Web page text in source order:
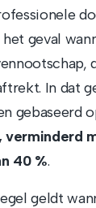
geval
In dat
gebaseerd
verminderd
40 %.
geldt